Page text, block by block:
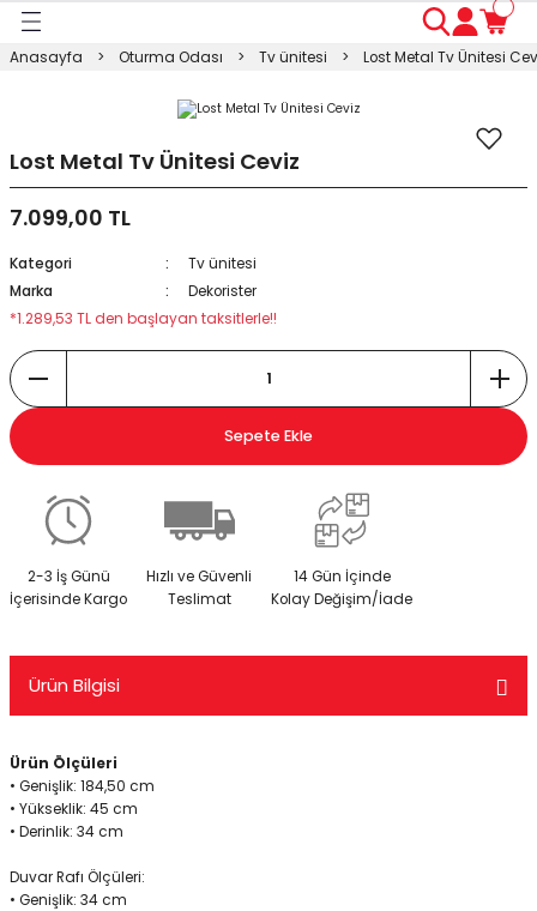
Masası
Dolabı
Anasayfa Oturma Odası Tv ünitesi Lost Metal Tv Ünitesi
Lost Metal Tv Ünitesi Ceviz
7.099,00 TL
Kategori
Tv ünitesi
Marka
Dekorister
*1.289,53 TL den başlayan taksitlerle!!
Sepete Ekle
2-3 İş Günü
İçerisinde Kargo
Hızlı ve Güvenli
Teslimat
14 Gün İçinde
Kolay Değişim/İade
Ürün Bilgisi
Ürün Ölçüleri
• Genişlik: 184,50 cm
• Yükseklik: 45 cm
• Derinlik: 34 cm
Duvar Rafı Ölçüleri:
• Genişlik: 34 cm